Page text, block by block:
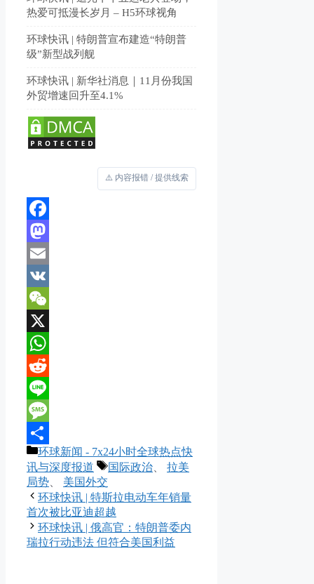
热爱可抵漫长岁月 – H5环球视角
环球快讯 | 特朗普宣布建造“特朗普
级”新型战列舰
环球快讯 | 新华社消息｜11月份我国
外贸增速回升至4.1%
⚠️ 内容报错 / 提供线索
Facebook
Mastodon
Email
VK
WeChat
X
WhatsApp
Reddit
Line
Message
分
享
分
类
环球新闻 - 7x24小时全球热点快
讯与深度报道
标
国际政治
拉美
局势
美国外交
环球快讯 | 特斯拉电动车年销量
首次被比亚迪超越
环球快讯 | 俄高官：特朗普委内
瑞拉行动违法 但符合美国利益